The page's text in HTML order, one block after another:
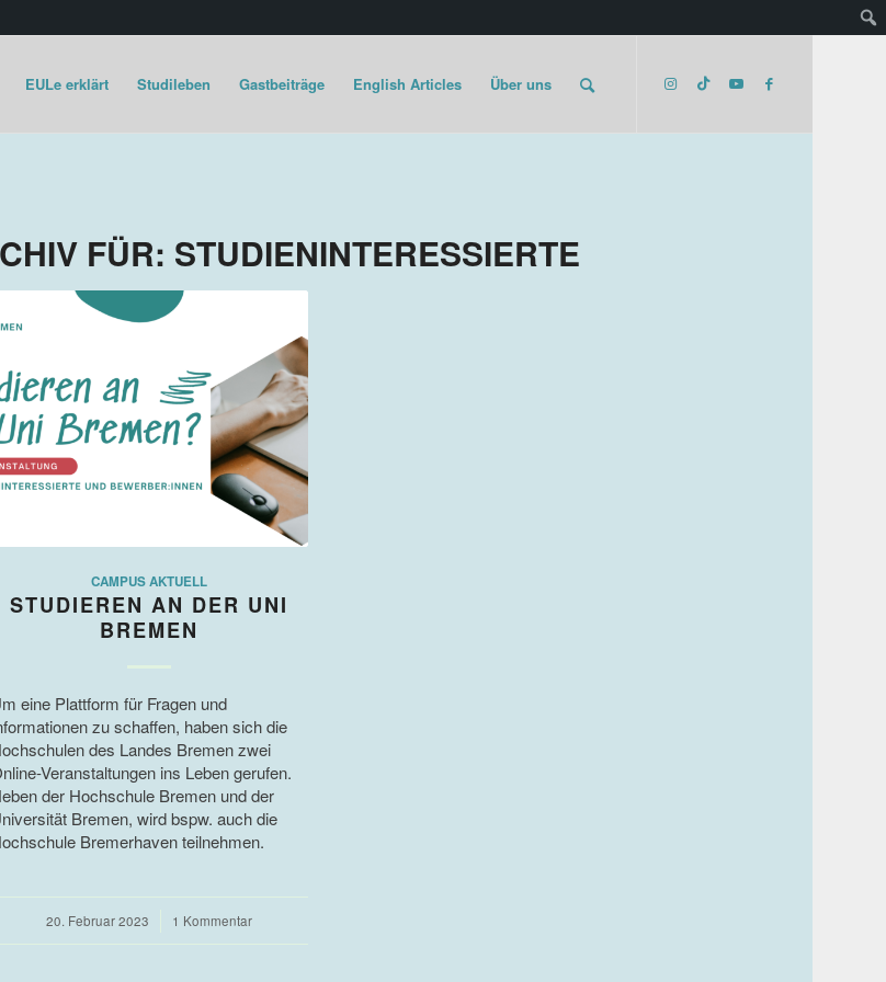
EULe erklärt Studileben Gastbeiträge English Articles Über uns
FÜR: STUDIENINTERESSIERTE
CAMPUS AKTUELL
STUDIEREN AN DER UNI
BREMEN
eine Plattform für Fragen und
zu schaffen, haben sich die
des Landes Bremen zwei
Veranstaltungen ins Leben gerufen.
der Hochschule Bremen und der
Bremen, wird bspw. auch die
Bremerhaven teilnehmen.
20. Februar 2023
/ 1 Kommentar